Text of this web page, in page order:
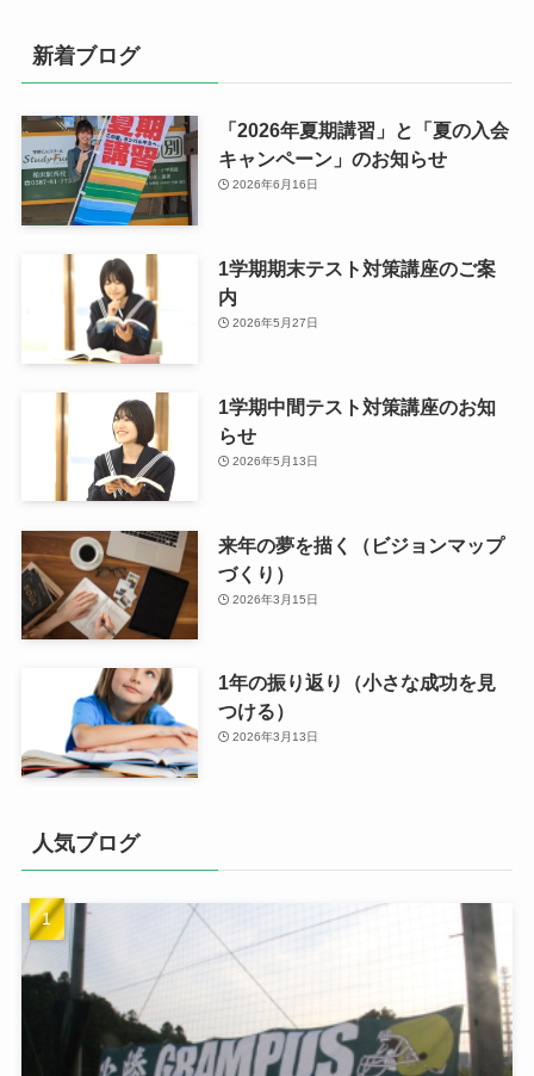
新着ブログ
「2026年夏期講習」と「夏の入会
キャンペーン」のお知らせ
2026年6月16日
1学期期末テスト対策講座のご案
内
2026年5月27日
1学期中間テスト対策講座のお知
らせ
2026年5月13日
来年の夢を描く（ビジョンマップ
づくり）
2026年3月15日
1年の振り返り（小さな成功を見
つける）
2026年3月13日
人気ブログ